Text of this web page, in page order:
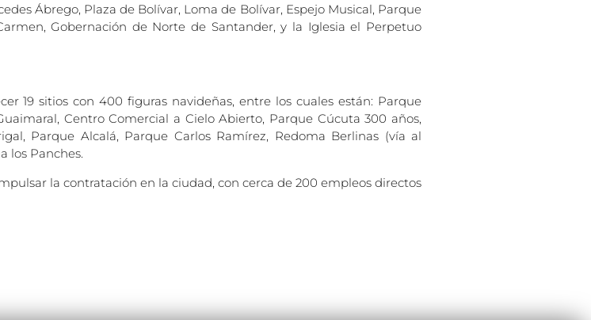
Ábrego, Plaza de Bolívar, Loma de Bolívar, Espejo Musical, Parque
Gobernación de Norte de Santander, y la Iglesia el Perpetuo
19 sitios con 400 figuras navideñas, entre los cuales están: Parque
Centro Comercial a Cielo Abierto, Parque Cúcuta 300 años,
Parque Alcalá, Parque Carlos Ramírez, Redoma Berlinas (vía al
los Panches.
la contratación en la ciudad, con cerca de 200 empleos directos